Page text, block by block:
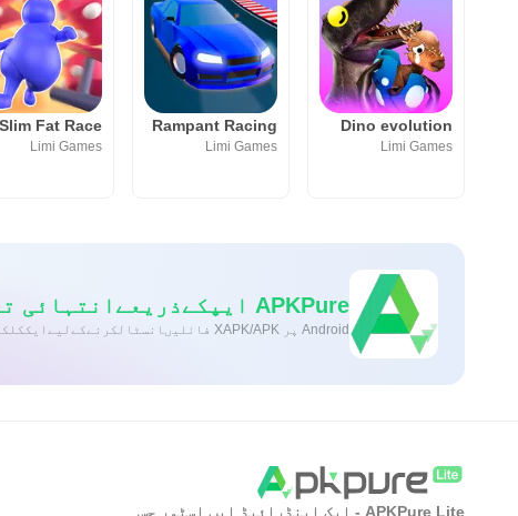
Dino evolution
Limi Games
Rampant Racing
Limi Games
Slim Fat Race
Limi Games
APKPure ایپکےذریعےانتہائی تیزاورمحفوظڈاؤنلوڈنگ
Android پر XAPK/APK فائلیںانسٹالکرنےکےلیےایککلککریں!
APKPure Lite - ایک اینڈرائیڈ ایپ اسٹور جس